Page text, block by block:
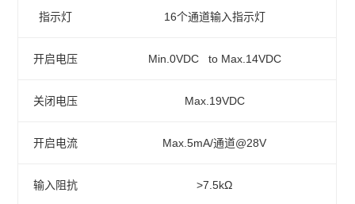
指示灯 16个通道输入指示灯
开启电压 Min.0VDC to Max.14VDC
关闭电压 Max.19VDC
开启电流 Max.5mA/通道@28V
输入阻抗 >7.5kΩ